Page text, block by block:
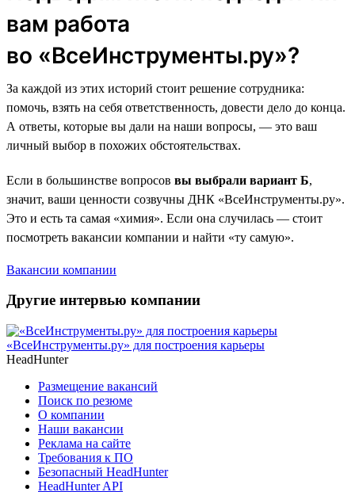
вам работа
во «ВсеИнструменты.ру»?
За каждой из этих историй стоит решение сотрудника:
помочь, взять на себя ответственность, довести дело до конца.
А ответы, которые вы дали на наши вопросы, — это ваш
личный выбор в похожих обстоятельствах.
Если в большинстве вопросов вы выбрали вариант Б,
значит, ваши ценности созвучны ДНК «ВсеИнструменты.ру».
Это и есть та самая «химия». Если она случилась — стоит
посмотреть вакансии компании и найти «ту самую».
Вакансии компании
Другие интервью компании
«ВсеИнструменты.ру» для построения карьеры
HeadHunter
Размещение вакансий
Поиск по резюме
О компании
Наши вакансии
Реклама на сайте
Требования к ПО
Безопасный HeadHunter
HeadHunter API